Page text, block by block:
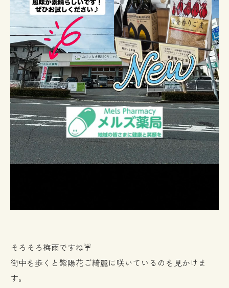
そろそろ梅雨ですね☔️
街中を歩くと紫陽花ご綺麗に咲いているのを見かけま
す。